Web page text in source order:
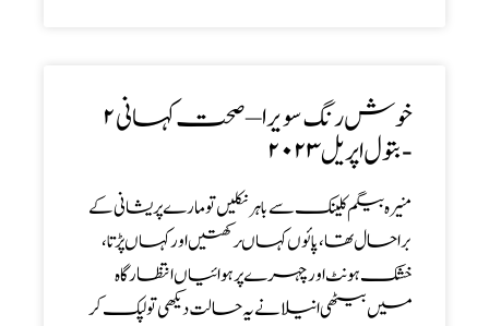
خوش رنگ سویرا – صحت کہانی۲
-بتول اپریل ۲۰۲۳
منیرہ بیگم کلینک سے باہر نکلیں تو مارے پریشانی کے
برا حال تھا ، پائوں کہاںرکھتیں اور کہاں پڑتا ،
خشک ہونٹ اورچہرے پر ہوائیاں انتظارگاہ
میں بیٹھی انیلا نے یہ حالت دیکھی تو لپک کر